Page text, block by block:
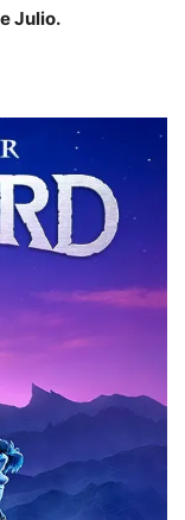
Julio.